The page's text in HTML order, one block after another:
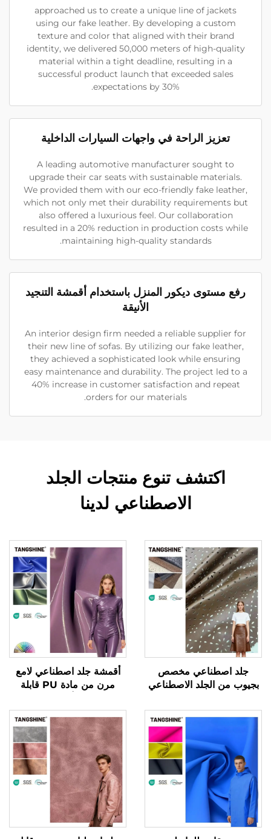
approached us to create a unique line of jackets
using our fake leather. By developing a custom
texture and color that aligned with their brand
identity, we delivered 50,000 meters of high-quality
material within a tight deadline, resulting in a
successful product launch that exceeded sales
expectations by 30%.
تعزيز الراحة في واجهات السيارات الداخلية
A leading automotive manufacturer sought to
upgrade their car seats with sustainable materials.
We provided them with our eco-friendly fake leather,
which not only met their durability requirements but
also offered a luxurious feel. Our collaboration
resulted in a 20% reduction in production costs while
maintaining high-quality standards.
رفع مستوى ديكور المنزل باستخدام أقمشة التنجيد
الأنيقة
An interior design firm needed a reliable supplier for
their new line of sofas. By utilizing our fake leather,
they achieved a sophisticated look while ensuring
easy maintenance and durability. The project led to a
40% increase in customer satisfaction and repeat
orders for our materials.
اكتشف تنوع منتجات الجلد
الاصطناعي لدينا
جلد اصطناعي مخصص
بجيوب من الجلد الاصطناعي
أقمشة جلد اصطناعي لامع
مرن من مادة PU قابلة